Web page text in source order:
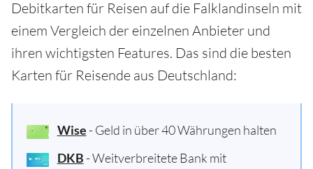
Debitkarten für Reisen auf die Falklandinseln mit
einem Vergleich der einzelnen Anbieter und
ihren wichtigsten Features. Das sind die besten
Karten für Reisende aus Deutschland:
Wise - Geld in über 40 Währungen halten
DKB - Weitverbreitete Bank mit